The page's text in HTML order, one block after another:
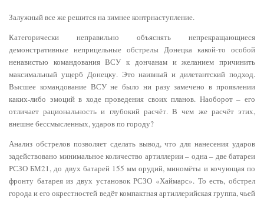
Залужный все же решится на зимнее контрнаступление.
Категорически неправильно объяснять непрекращающиеся
демонстративные неприцельные обстрелы Донецка какой-то особой
ненавистью командования ВСУ к дончанам и желанием причинить
максимальный ущерб Донецку. Это наивный и дилетантский подход.
Высшее командование ВСУ не было ни разу замечено в проявлении
каких-либо эмоций в ходе проведения своих планов. Наоборот – его
отличает рациональность и глубокий расчёт. В чем же расчёт этих,
внешне бессмысленных, ударов по городу?
Анализ обстрелов позволяет сделать вывод, что для нанесения ударов
задействовано минимальное количество артиллерии – одна – две батареи
РСЗО БМ21, до двух батарей 155 мм орудий, миномёты и кочующая по
фронту батарея из двух установок РСЗО «Хаймарс». То есть, обстрел
города и его окрестностей ведёт компактная артиллерийская группа, чьей